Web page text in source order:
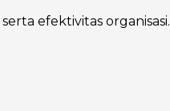
efektivitas organisasi.